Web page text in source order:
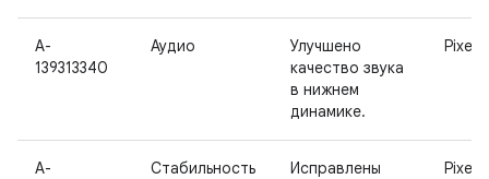
A-
139313340
Аудио
Улучшено
качество звука
в нижнем
динамике.
Pixel 3
A-
Стабильность
Исправлены
Pixel